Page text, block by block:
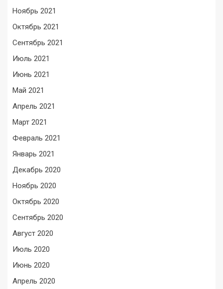
Ноябрь 2021
Октябрь 2021
Сентябрь 2021
Июль 2021
Июнь 2021
Май 2021
Апрель 2021
Март 2021
Февраль 2021
Январь 2021
Декабрь 2020
Ноябрь 2020
Октябрь 2020
Сентябрь 2020
Август 2020
Июль 2020
Июнь 2020
Апрель 2020